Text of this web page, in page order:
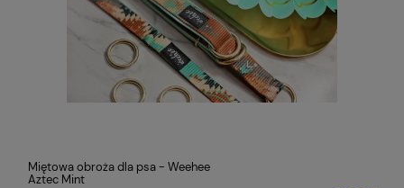
Miętowa obroża dla psa - Weehee
Aztec Mint